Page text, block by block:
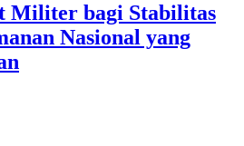
Militer bagi Stabilitas
Nasional yang